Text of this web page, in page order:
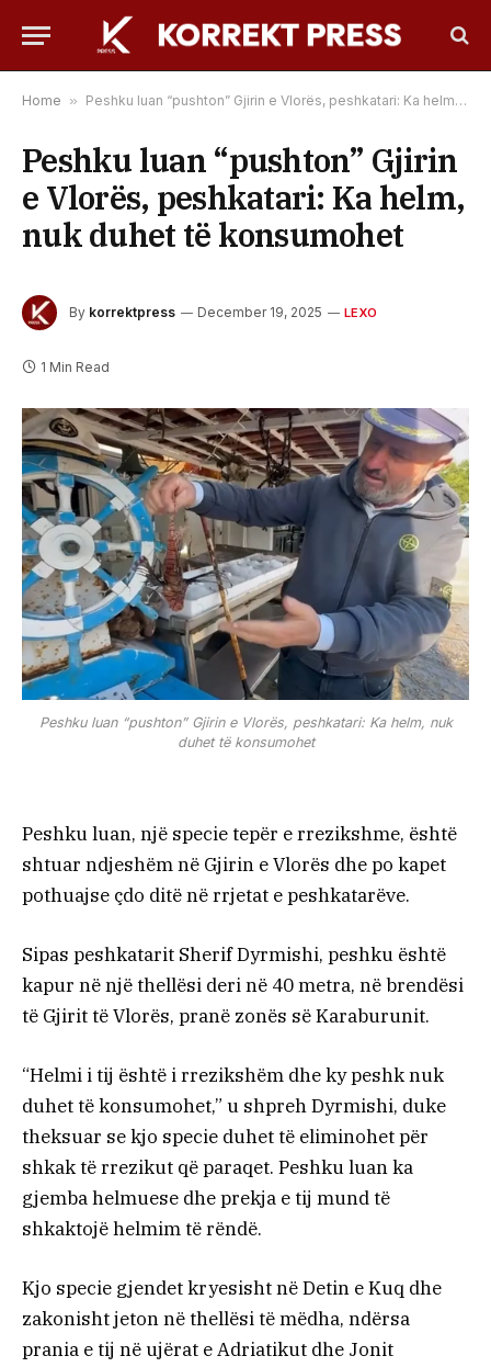
Home » Peshku luan “pushton” Gjirin e Vlorës, peshkatari: Ka helm, nuk duhet të konsumohet
Peshku luan “pushton” Gjirin
e Vlorës, peshkatari: Ka helm,
nuk duhet të konsumohet
By korrektpress December 19, 2025 LEXO
1 Min Read
Peshku luan “pushton” Gjirin e Vlorës, peshkatari: Ka helm, nuk
duhet të konsumohet
Peshku luan, një specie tepër e rrezikshme, është
shtuar ndjeshëm në Gjirin e Vlorës dhe po kapet
pothuajse çdo ditë në rrjetat e peshkatarëve.
Sipas peshkatarit Sherif Dyrmishi, peshku është
kapur në një thellësi deri në 40 metra, në brendësi
të Gjirit të Vlorës, pranë zonës së Karaburunit.
“Helmi i tij është i rrezikshëm dhe ky peshk nuk
duhet të konsumohet,” u shpreh Dyrmishi, duke
theksuar se kjo specie duhet të eliminohet për
shkak të rrezikut që paraqet. Peshku luan ka
gjemba helmuese dhe prekja e tij mund të
shkaktojë helmim të rëndë.
Kjo specie gjendet kryesisht në Detin e Kuq dhe
zakonisht jeton në thellësi të mëdha, ndërsa
prania e tij në ujërat e Adriatikut dhe Jonit